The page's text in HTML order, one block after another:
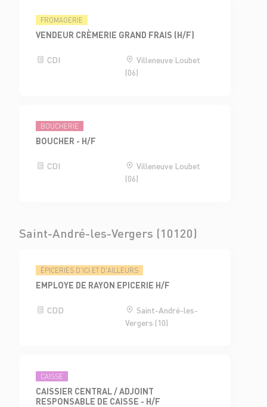
FROMAGERIE
VENDEUR CRÈMERIE GRAND FRAIS (H/F)
CDI
Villeneuve Loubet
(06)
BOUCHERIE
BOUCHER - H/F
CDI
Villeneuve Loubet
(06)
Saint-André-les-Vergers (10120)
ÉPICERIES D'ICI ET D'AILLEURS
EMPLOYE DE RAYON EPICERIE H/F
CDD
Saint-André-les-
Vergers (10)
CAISSE
CAISSIER CENTRAL / ADJOINT
RESPONSABLE DE CAISSE - H/F